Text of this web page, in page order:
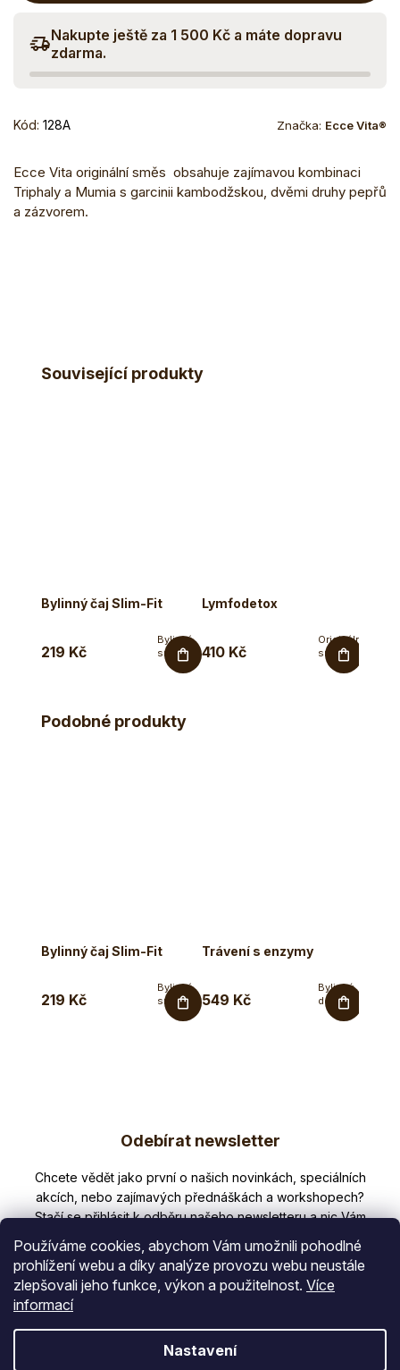
Používáme cookies, abychom Vám umožnili pohodlné
prohlížení webu a díky analýze provozu webu neustále
zlepšovali jeho funkce, výkon a použitelnost. Více
informací
Nastavení
Nakupte ještě za 1 500 Kč a máte dopravu
zdarma.
Kód: 128A Značka: Ecce Vita®
Ecce Vita originální směs obsahuje zajímavou kombinaci
Triphaly a Mumia s garcinii kambodžskou, dvěmi druhy pepřů
a zázvorem.
Související produkty
Bylinný čaj Slim-Fit
219 Kč
Bylinná
směs
pro
Lymfodetox
410 Kč
Originální
směs
Ecce
Podobné produkty
Bylinný čaj Slim-Fit
219 Kč
Bylinná
směs
pro
Trávení s enzymy
549 Kč
Bylinný
doplněk
a
Odebírat newsletter
Nezmeškejte žádné novinky či slevy!
E-mail
Vložením e-mailu souhlasíte s